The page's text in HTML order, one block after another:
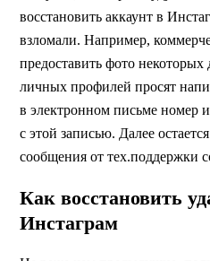
восстановить аккаунт в
взломали. Например,
предоставить фото
личных профилей просят
в электронном письме номер
с этой записью. Далее
сообщения от тех.поддержки
Как восстановить
Инстаграм